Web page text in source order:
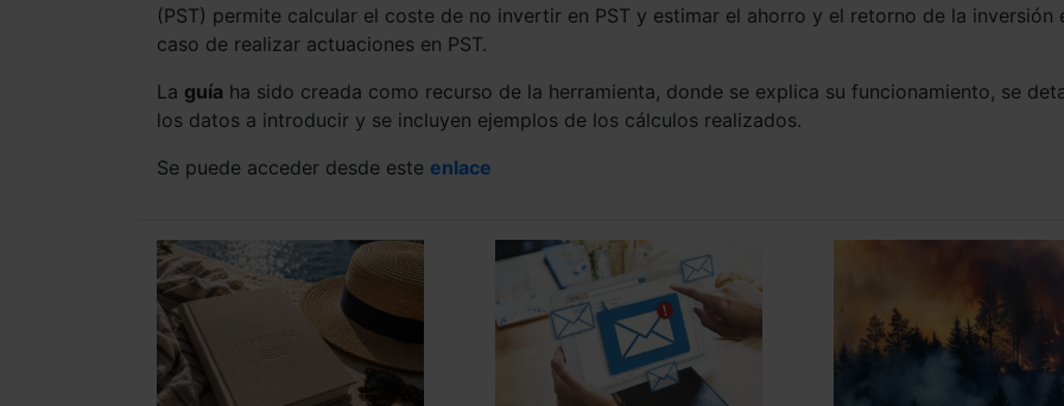
(PST) permite calcular el coste de no invertir en PST y estimar el ahorro y el retorno de la inversión
caso de realizar actuaciones en PST.
La guía ha sido creada como recurso de la herramienta, donde se explica su funcionamiento, se
los datos a introducir y se incluyen ejemplos de los cálculos realizados.
Se puede acceder desde este enlace